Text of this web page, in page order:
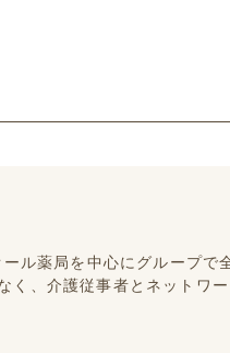
ル薬局を中心にグループで
、介護従事者とネットワ